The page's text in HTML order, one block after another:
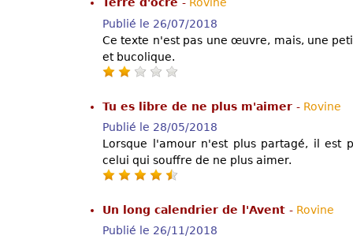
Terre d'ocre - Rovine
Publié le 26/07/2018
Ce texte n'est pas une œuvre, mais, une
et bucolique.
Tu es libre de ne plus m'aimer - Rovine
Publié le 28/05/2018
Lorsque l'amour n'est plus partagé, il est
celui qui souffre de ne plus aimer.
Un long calendrier de l'Avent - Rovine
Publié le 26/11/2018